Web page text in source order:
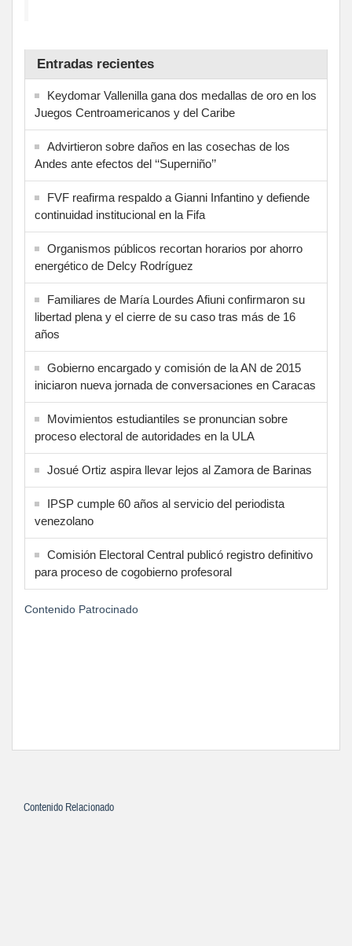
Entradas recientes
Keydomar Vallenilla gana dos medallas de oro en los
Juegos Centroamericanos y del Caribe
Advirtieron sobre daños en las cosechas de los
Andes ante efectos del ‘‘Superniño’’
FVF reafirma respaldo a Gianni Infantino y defiende
continuidad institucional en la Fifa
Organismos públicos recortan horarios por ahorro
energético de Delcy Rodríguez
Familiares de María Lourdes Afiuni confirmaron su
libertad plena y el cierre de su caso tras más de 16
años
Gobierno encargado y comisión de la AN de 2015
iniciaron nueva jornada de conversaciones en Caracas
Movimientos estudiantiles se pronuncian sobre
proceso electoral de autoridades en la ULA
Josué Ortiz aspira llevar lejos al Zamora de Barinas
IPSP cumple 60 años al servicio del periodista
venezolano
Comisión Electoral Central publicó registro definitivo
para proceso de cogobierno profesoral
Contenido Patrocinado
Contenido Relacionado